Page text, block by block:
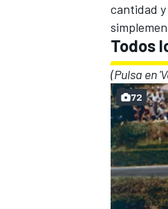
cantidad
Todos
(Pulsa en
72